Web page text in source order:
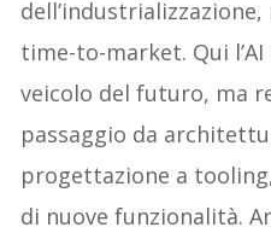
time-to-market. Qui
veicolo del futuro, ma
passaggio da
progettazione a
di nuove funzionalità.